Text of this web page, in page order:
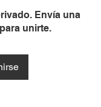
Envía una
unirte.